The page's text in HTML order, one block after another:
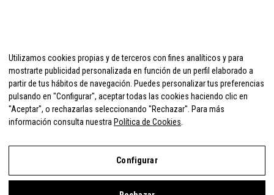
Utilizamos cookies propias y de terceros con fines analíticos y para
mostrarte publicidad personalizada en función de un perfil elaborado a
partir de tus hábitos de navegación. Puedes personalizar tus preferencias
pulsando en "Configurar", aceptar todas las cookies haciendo clic en
"Aceptar", o rechazarlas seleccionando "Rechazar". Para más
información consulta nuestra Política de Cookies
Configurar